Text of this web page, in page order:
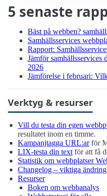
5 senaste
Bäst på webben?
Samhälls­services
Rapport:
Jämför
2026
Jämförelse i februari:
Verktyg & resurser
Vill du testa din egen
resultatet inom en timme.
Kampanjtagga URL:arför
LIX-testa din text för att få
Statistik om webbplatser
Changelog – viktiga
Resurser
Boken om webbanalys